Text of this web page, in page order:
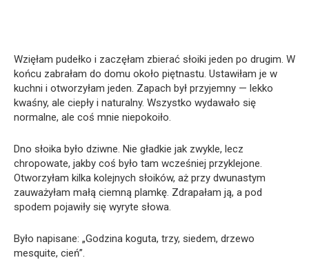
Wzięłam pudełko i zaczęłam zbierać słoiki jeden po drugim. W
końcu zabrałam do domu około piętnastu. Ustawiłam je w
kuchni i otworzyłam jeden. Zapach był przyjemny — lekko
kwaśny, ale ciepły i naturalny. Wszystko wydawało się
normalne, ale coś mnie niepokoiło.
Dno słoika było dziwne. Nie gładkie jak zwykle, lecz
chropowate, jakby coś było tam wcześniej przyklejone.
Otworzyłam kilka kolejnych słoików, aż przy dwunastym
zauważyłam małą ciemną plamkę. Zdrapałam ją, a pod
spodem pojawiły się wyryte słowa.
Było napisane: „Godzina koguta, trzy, siedem, drzewo
mesquite, cień”.